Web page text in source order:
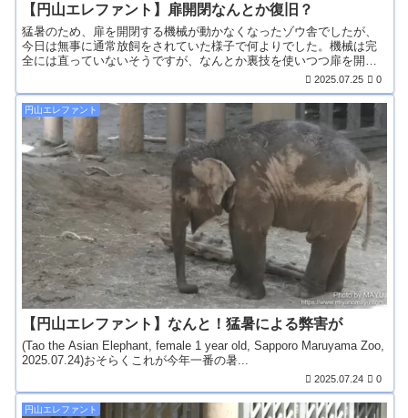
【円山エレファント】扉開閉なんとか復旧？
猛暑のため、扉を開閉する機械が動かなくなったゾウ舎でしたが、
今日は無事に通常放飼をされていた様子で何よりでした。機械は完
全には直っていないそうですが、なんとか裏技を使いつつ扉を開
2025.07.25 0
円山エレファント
【円山エレファント】なんと！猛暑による弊害が
(Tao the Asian Elephant, female 1 year old, Sapporo Maruyama Zoo,
2025.07.24)おそらくこれが今年一番の暑...
2025.07.24 0
円山エレファント